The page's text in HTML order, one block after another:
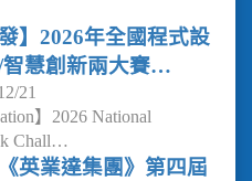
】2026年全國程式設
智慧創新兩大賽…
21
】2026 National
Chall…
英業達集團》第四屆